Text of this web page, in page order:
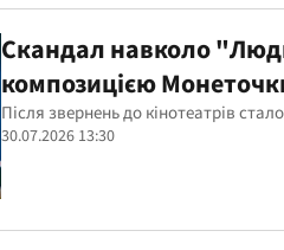
Скандал навколо
композицією
Після звернень до кінотеатрів
30.07.2026 13:30